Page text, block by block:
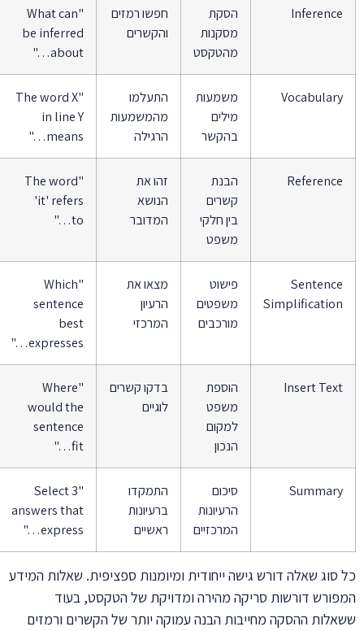
Inference
הסקת
מסקנות
מהטקסט
חפשו רמזים
והקשרים
"What can
be inferred
about…"
Vocabulary
משמעות
מילים
בהקשר
התעלמו
מהמשמעות
הרגילה
"The word X
in line Y
means…"
Reference
הבנת
קשרים
בין חלקי
משפט
זהו את
הנושא
המדובר
"The word
'it' refers
to…"
Sentence
Simplification
פישוט
משפטים
מורכבים
מצאו את
הרעיון
המרכזי
"Which
sentence
best
expresses…"
Insert Text
הוספת
משפט
למקום
הנכון
בדקו קשרים
לוגיים
"Where
would the
sentence
fit…"
Summary
סיכום
הרעיונות
המרכזיים
התמקדו
ברעיונות
ראשיים
"Select 3
answers that
express…"
כל סוג שאלה דורש גישה ייחודית ומיומנות ספציפית. שאלות המידע
המפורש דורשות סריקה מהירה ומדויקת של הטקסט, בעוד
ששאלות ההסקה מחייבות הבנה עמוקה יותר של הקשרים ורמזים